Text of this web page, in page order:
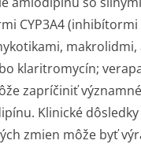
CYP3A4
makrolidmi,
klaritromycín;
zapríčiniť
Klinické
zmien môže byť